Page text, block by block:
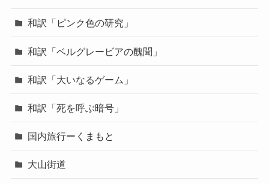
和訳「ピンク色の研究」
和訳「ベルグレービアの醜聞」
和訳「大いなるゲーム」
和訳「死を呼ぶ暗号」
国内旅行ーくまもと
大山街道